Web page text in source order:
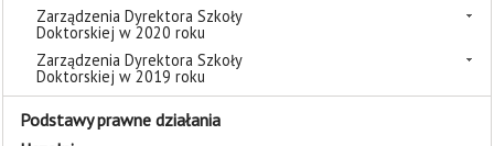
Zarządzenia Dyrektora Szkoły
Doktorskiej w 2020 roku
Zarządzenia Dyrektora Szkoły
Doktorskiej w 2019 roku
Podstawy prawne działania